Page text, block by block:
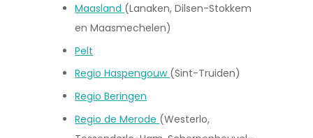
Maasland (Lanaken, Dilsen-Stokkem
en Maasmechelen)
Pelt
Regio Haspengouw (Sint-Truiden)
Regio Beringen
Regio de Merode (Westerlo,